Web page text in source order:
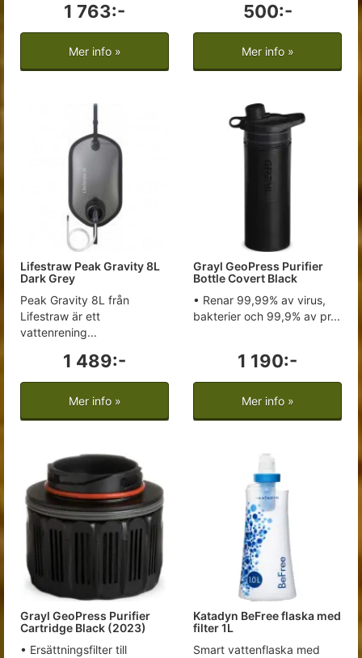
1 763:-
Mer info »
500:-
Mer info »
Lifestraw Peak Gravity 8L
Dark Grey
Peak Gravity 8L från
Lifestraw är ett
vattenrening...
1 489:-
Mer info »
Grayl GeoPress Purifier
Bottle Covert Black
• Renar 99,99% av virus,
bakterier och 99,9% av pr...
1 190:-
Mer info »
Grayl GeoPress Purifier
Cartridge Black (2023)
• Ersättningsfilter till
Katadyn BeFree flaska med
filter 1L
Smart vattenflaska med